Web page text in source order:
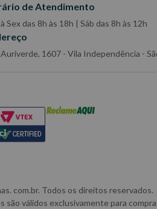
de Atendimento
Sex das 8h às 18h | Sáb das 8h às 12h
Auriverde, 1607 - Vila Independência -
com.br. Todos os direitos reservados.
válidos exclusivamente para